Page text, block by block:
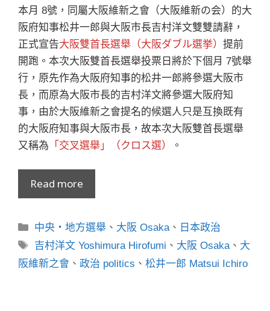
本月 8號，同屬大阪維新之會（大阪維新の会）的大
阪府知事松井一郎與大阪市長吉村洋文雙雙請辭，
正式宣告大阪雙首長選舉（大阪ダブル選挙） 提前
開跑。本次大阪雙首長選舉投票日將於下個月 7號舉
行，原先作為大阪府知事的松井一郎將參選大阪市
長，而原為大阪市長的吉村洋文將參選大阪府知
事，由於大阪維新之會提名的候選人只是互換既有
的大阪府知事與大阪市長，故本次大阪雙首長選舉
又稱為 「交叉選舉」（クロス選） 。
Read more
分
類
中央・地方選舉 、 大阪 Osaka、 日本政治
標
籤
吉村洋文 Yoshimura Hirofumi 、 大阪 Osaka、 大
阪維新之會 、 政治 politics 、 松井一郎 Matsui Ichiro